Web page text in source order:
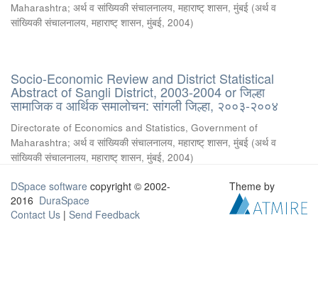
Maharashtra; अर्थ व सांख्यिकी संचालनालय, महाराष्ट् शासन, मुंबई (अर्थ व
सांख्यिकी संचालनालय, महाराष्ट् शासन, मुंबई, 2004)
Socio-Economic Review and District Statistical
Abstract of Sangli District, 2003-2004 or जिल्हा
सामाजिक व आर्थिक समालोचन: सांगली जिल्हा, २००३-२००४
Directorate of Economics and Statistics, Government of
Maharashtra; अर्थ व सांख्यिकी संचालनालय, महाराष्ट् शासन, मुंबई (अर्थ व
सांख्यिकी संचालनालय, महाराष्ट् शासन, मुंबई, 2004)
DSpace software copyright © 2002-
2016 DuraSpace
Contact Us | Send Feedback
Theme by